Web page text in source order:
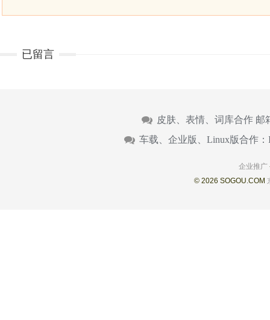
已留言
皮肤、表情、词库合作 邮
车载、企业版、Linux版合作：
企业推广
© 2026 SOGOU.COM